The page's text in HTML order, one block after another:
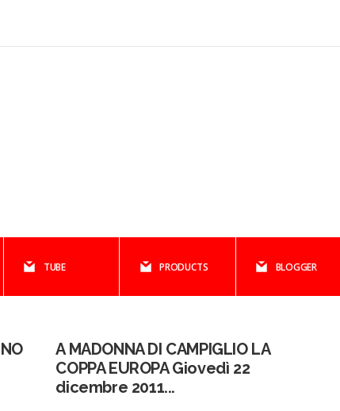
TUBE PRODUCTS BLOGGER
A MADONNA DI CAMPIGLIO LA
COPPA EUROPA Giovedì 22
dicembre 2011...